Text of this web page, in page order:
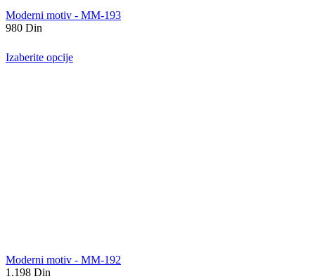
Moderni motiv - MM-193
980 Din
Izaberite opcije
Moderni motiv - MM-192
1.198 Din